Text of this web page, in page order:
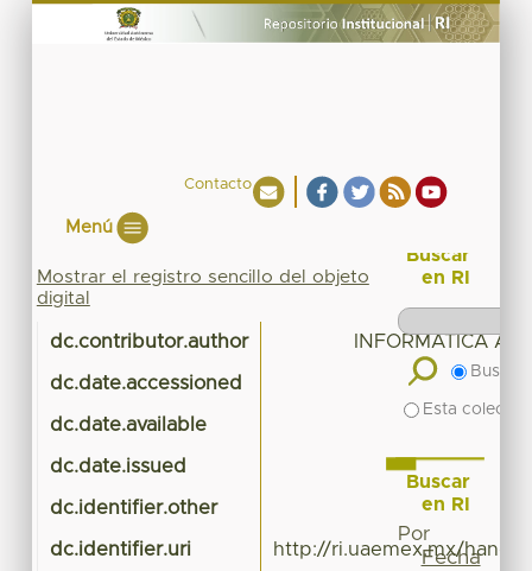
Contacto
Menú
Mostrar el registro sencillo del objeto
digital
dc.contributor.author INFORMATICA
dc.date.accessioned
dc.date.available
dc.date.issued
dc.identifier.other
dc.identifier.uri http://ri.uaemex.mx/
Buscar
en RI
Buscar
Esta
Buscar
en RI
Por
Fecha